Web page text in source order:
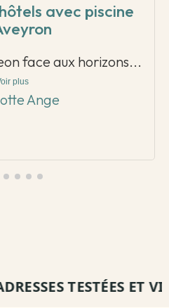
avec piscine
face aux horizons...
plus
Ange
TESTÉES ET